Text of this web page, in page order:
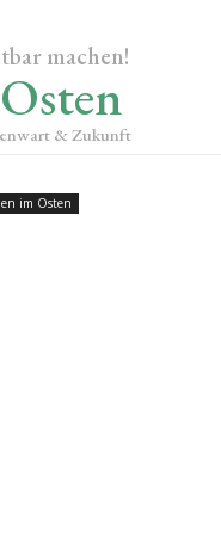
machen!
& Zukunft
im Osten